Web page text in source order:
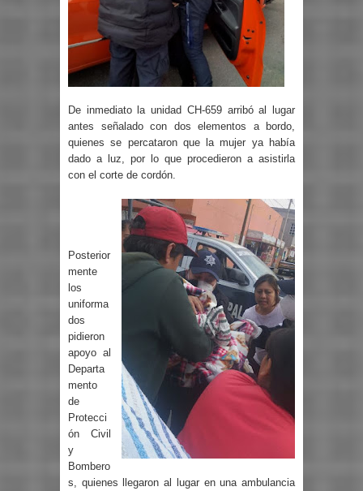
De inmediato la unidad CH-659 arribó al lugar
antes señalado con dos elementos a bordo,
quienes se percataron que la mujer ya había
dado a luz, por lo que procedieron a asistirla
con el corte de cordón.
Posterior
mente
los
uniforma
dos
pidieron
apoyo al
Departa
mento
de
Protecci
ón Civil
y
Bombero
s, quienes llegaron al lugar en una ambulancia